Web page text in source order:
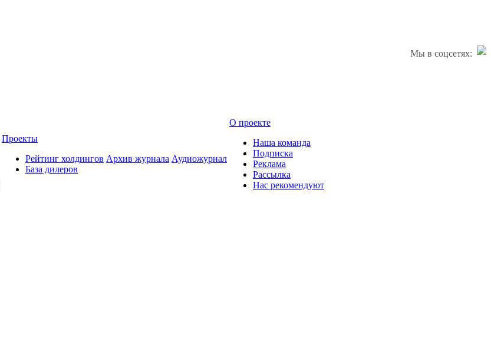
Мы в соцсетях:
Проекты
Рейтинг холдингов
База дилеров
Архив журнала Аудиожурнал
О проекте
Наша команда
Подписка
Реклама
Рассылка
Нас рекомендуют